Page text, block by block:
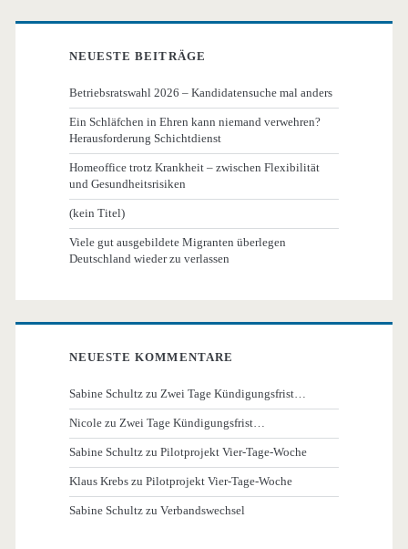
NEUESTE BEITRÄGE
Betriebsratswahl 2026 – Kandidatensuche mal anders
Ein Schläfchen in Ehren kann niemand verwehren?
Herausforderung Schichtdienst
Homeoffice trotz Krankheit – zwischen Flexibilität
und Gesundheitsrisiken
(kein Titel)
Viele gut ausgebildete Migranten überlegen
Deutschland wieder zu verlassen
NEUESTE KOMMENTARE
Sabine Schultz zuZwei Tage Kündigungsfrist…
Nicole zuZwei Tage Kündigungsfrist…
Sabine Schultz zuPilotprojekt Vier-Tage-Woche
Klaus Krebs zuPilotprojekt Vier-Tage-Woche
Sabine Schultz zuVerbandswechsel